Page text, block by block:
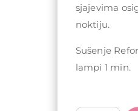
sjajevima
noktiju.
Sušenje
lampi 1 min.